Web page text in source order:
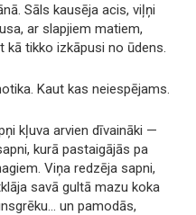
Sāls kausēja acis, viļņi
ar slapjiem matiem,
kā tikko izkāpusi no ūdens.
Kaut kas neiespējams.
kļuva arvien dīvaināki —
kurā pastaigājās pa
Viņa redzēja sapni,
savā gultā mazu koka
un pamodās,